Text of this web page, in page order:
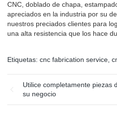
CNC, doblado de chapa,
apreciados en la industria por su
nuestros preciados clientes para
una alta resistencia que los hace
Etiquetas: cnc fabrication service
Utilice completamente piezas
su negocio